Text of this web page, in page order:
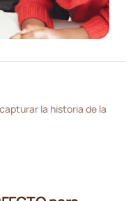
la historia de la